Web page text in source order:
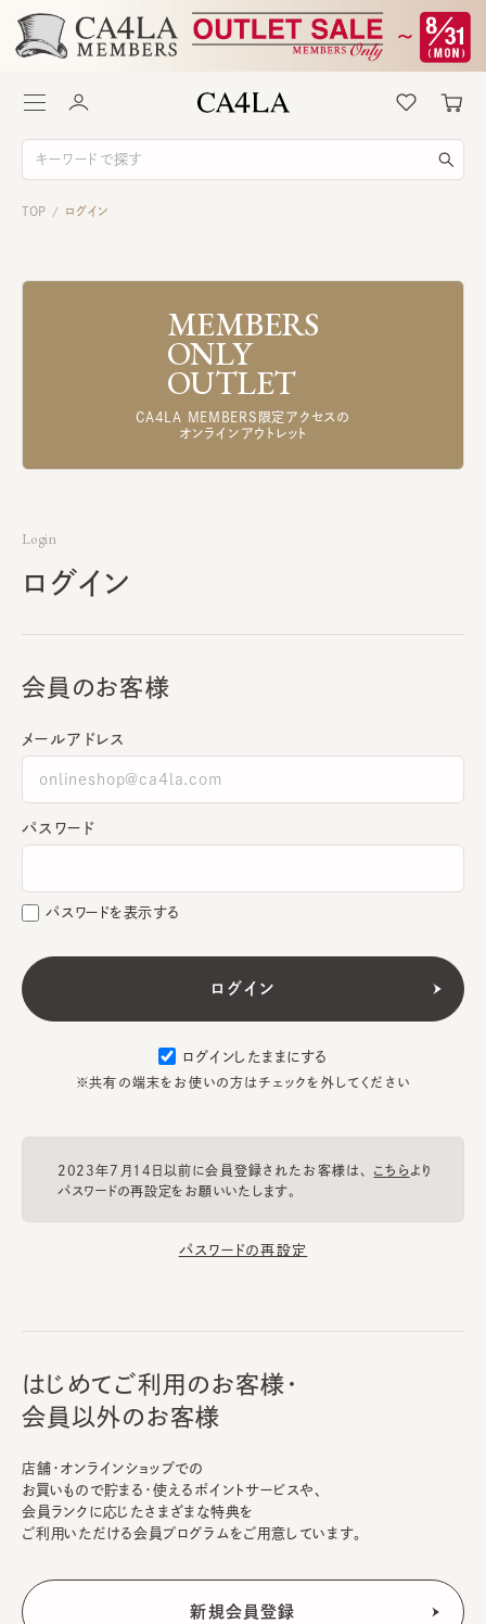
TOP / ログイン
MEMBERS
ONLY
OUTLET
CA4LA MEMBERS限定アクセスの
オンラインアウトレット
Login
ログイン
会員のお客様
メールアドレス
パスワード
パスワードを表示する
ログインしたままにする
※共有の端末をお使いの方はチェックを外してください
2023年7月14日以前に会員登録されたお客様は、 こちらより
パスワードの再設定をお願いいたします。
パスワードの再設定
はじめてご利用のお客様・
会員以外のお客様
店舗・オンラインショップでの
お買いもので貯まる・使えるポイントサービスや、
会員ランクに応じたさまざまな特典を
ご利用いただける会員プログラムをご用意しています。